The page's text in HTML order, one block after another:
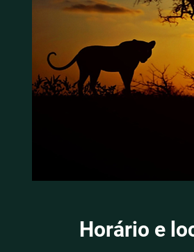
Horário e